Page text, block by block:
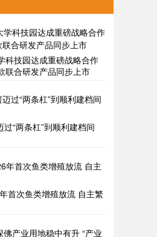
科技园达成重磅战略合作
联合研发产品同步上市
“两条杠”到顺利建档间
首次鱼类增殖放流 自主繁